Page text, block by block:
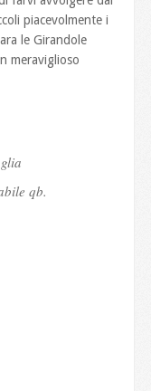
piacevolmente i
le Girandole
meraviglioso
qb.